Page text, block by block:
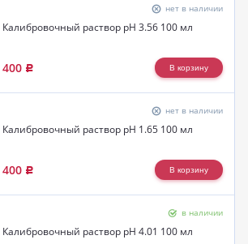
нет в наличии
Калибровочный раствор pH 3.56 100 мл
400 Р
нет в наличии
Калибровочный раствор pH 1.65 100 мл
400 Р
в наличии
Калибровочный раствор pH 4.01 100 мл